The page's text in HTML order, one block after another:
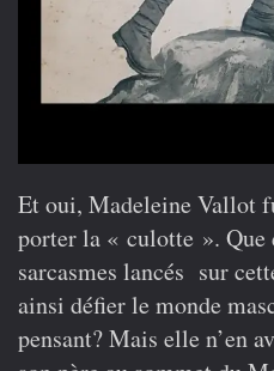
Et oui, Madeleine Vallot
porter la « culotte ». Que
sarcasmes lancés sur
ainsi défier le monde
pensant? Mais elle n’en